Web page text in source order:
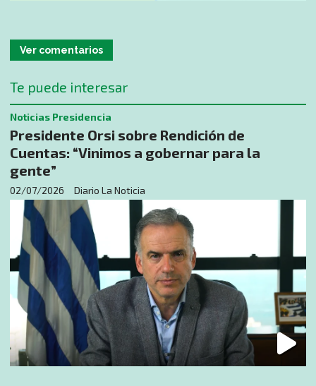
Ver comentarios
Te puede interesar
Presidente Orsi sobre Rendición de
Cuentas: “Vinimos a gobernar para la
gente”
Diario La Noticia
Noticias Presidencia
02/07/2026